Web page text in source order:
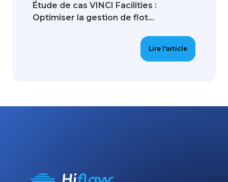
Étude de cas VINCI Facilities :
Optimiser la gestion de flot...
Lire l'article